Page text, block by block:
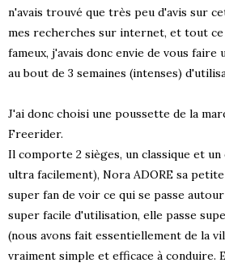
n'avais trouvé que très peu d'avis sur
mes recherches sur internet, et tout ce
fameux, j'avais donc envie de vous
au bout de 3 semaines (intenses)
J'ai donc choisi une poussette de la
Freerider.
Il comporte 2 sièges, un classique et un
ultra facilement), Nora ADORE sa
super fan de voir ce qui se passe
super facile d'utilisation, elle passe
(nous avons fait essentiellement de la
vraiment simple et efficace à conduire.